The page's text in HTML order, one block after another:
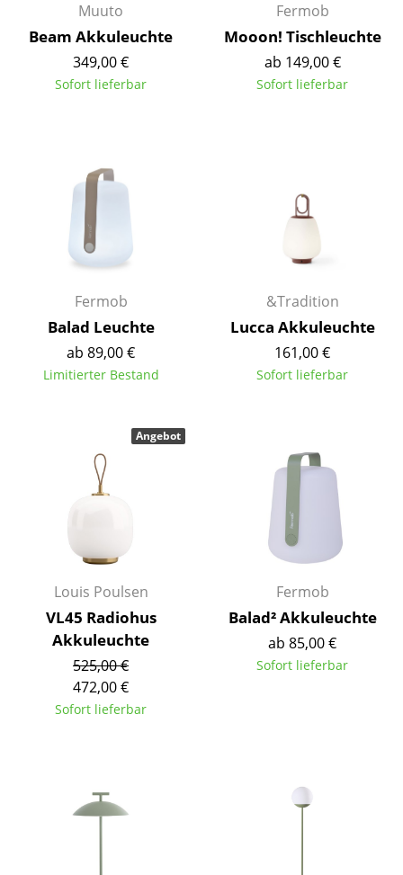
Accessoires
Uhren
Spiegel
Tabletts
Büroutensilien
Aufbewahrungsboxen
Decken
Kissen
Teppiche
... alle Accessoires
Zuhause
Esszimmer
Schlafzimmer
Kinderzimmer
Arbeitszimmer
Badezimmer
Muuto
Beam Akkuleuchte
349,00 €
Sofort lieferbar
Fermob
Mooon! Tischleuchte
ab 149,00 €
Sofort lieferbar
Fermob
Balad Leuchte
ab 89,00 €
Limitierter Bestand
&Tradition
Lucca Akkuleuchte
161,00 €
Sofort lieferbar
Louis Poulsen
VL45 Radiohus
Akkuleuchte
525,00 €
472,00 €
Sofort lieferbar
Angebot
Fermob
Balad² Akkuleuchte
ab 85,00 €
Sofort lieferbar